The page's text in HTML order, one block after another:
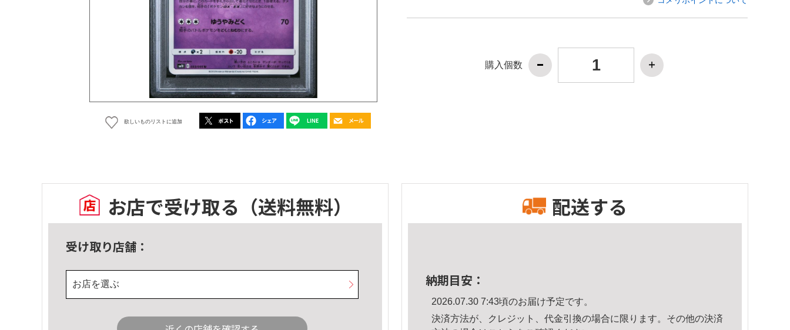
欲しいものリストに追加
購入個数
お店で受け取る （送料無料）
受け取り店舗：
お店を選ぶ
配送する
納期目安：
2026.07.30 7:43頃のお届け予定です。
決済方法が、クレジット、代金引換の場合に限ります。その他の決済